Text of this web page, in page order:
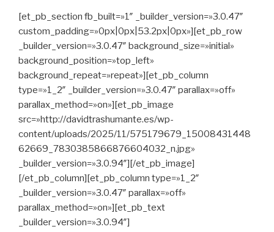
[et_pb_section fb_built=»1″ _builder_version=»3.0.47″
custom_padding=»0px|0px|53.2px|0px»][et_pb_row
_builder_version=»3.0.47″ background_size=»initial»
background_position=»top_left»
background_repeat=»repeat»][et_pb_column
type=»1_2″ _builder_version=»3.0.47″ parallax=»off»
parallax_method=»on»][et_pb_image
src=»http://davidtrashumante.es/wp-
content/uploads/2025/11/575179679_15008431448
62669_7830385866876604032_n.jpg»
_builder_version=»3.0.94″][/et_pb_image]
[/et_pb_column][et_pb_column type=»1_2″
_builder_version=»3.0.47″ parallax=»off»
parallax_method=»on»][et_pb_text
_builder_version=»3.0.94″]